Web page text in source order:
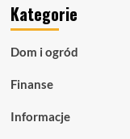
Kategorie
Dom i ogród
Finanse
Informacje